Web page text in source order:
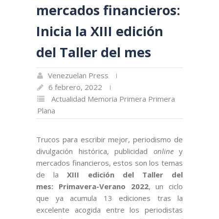
mercados financieros:
Inicia la XIII edición
del Taller del mes
Venezuelan Press
6 febrero, 2022
Actualidad Memoria Primera Primera
Plana
Trucos para escribir mejor, periodismo de
divulgación histórica, publicidad onliney
mercados financieros, estos son los temas
de laXIII edición del Taller del
mes: Primavera-Verano 2022, un ciclo
que ya acumula 13 ediciones tras la
excelente acogida entre los periodistas